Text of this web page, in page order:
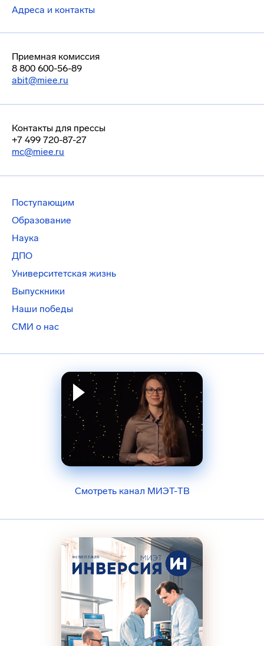
Адреса и контакты
Приемная комиссия
8 800 600-56-89
abit@miee.ru
Контакты для прессы
+7 499 720-87-27
mc@miee.ru
Поступающим
Образование
Наука
ДПО
Университетская жизнь
Выпускники
Наши победы
СМИ о нас
Смотреть канал МИЭТ-ТВ